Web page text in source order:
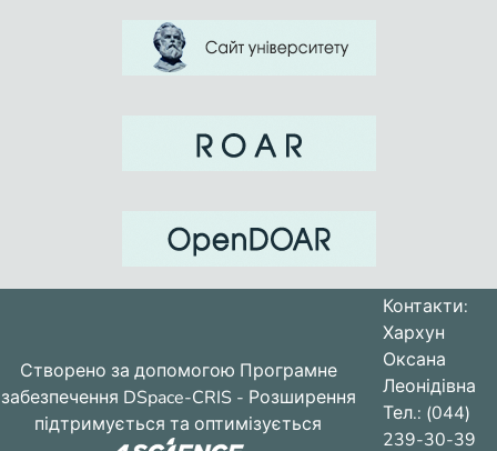
Створено за допомогою Програмне
забезпечення DSpace-CRIS - Розширення
підтримується та оптимізується
Контакти:
Хархун
Оксана
Леонідівна
Тел.: (044)
239-30-39